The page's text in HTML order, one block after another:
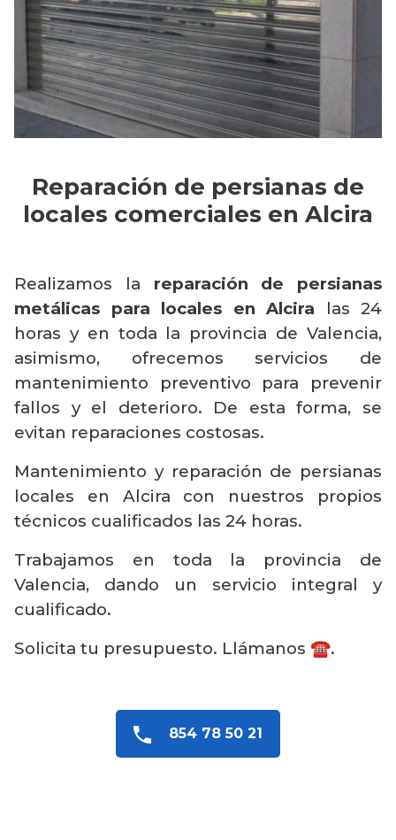
Reparación de persianas de
locales comerciales en Alcira
Realizamos la reparación de persianas
metálicas para locales en Alcira las 24
horas y en toda la provincia de Valencia,
asimismo, ofrecemos servicios de
mantenimiento preventivo para prevenir
fallos y el deterioro. De esta forma, se
evitan reparaciones costosas.
Mantenimiento y reparación de persianas
locales en Alcira con nuestros propios
técnicos cualificados las 24 horas.
Trabajamos en toda la provincia de
Valencia, dando un servicio integral y
cualificado.
Solicita tu presupuesto. Llámanos ☎️.
854 78 50 21